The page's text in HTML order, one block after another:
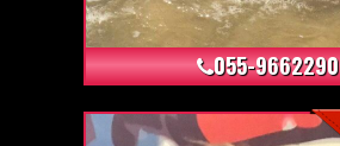
055-9662290